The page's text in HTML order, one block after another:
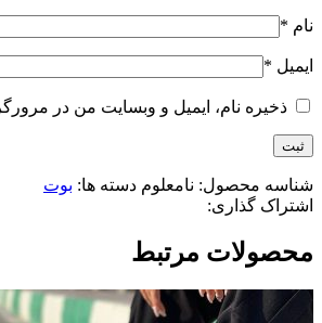
نام *
ایمیل *
ذخیره نام، ایمیل و وبسایت من در
شناسه محصول: نامعلوم دسته ها: بوت
اشتراک گذاری:
محصولات مرتبط